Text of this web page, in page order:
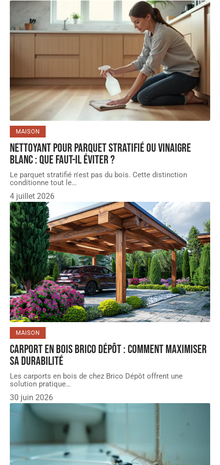
MAISON
Nettoyant pour parquet stratifié ou vinaigre
blanc : que faut-il éviter ?
Le parquet stratifié n'est pas du bois. Cette distinction
conditionne tout le…
4 juillet 2026
MAISON
Carport en bois Brico Dépôt : comment maximiser
sa durabilité
Les carports en bois de chez Brico Dépôt offrent une
solution pratique…
30 juin 2026